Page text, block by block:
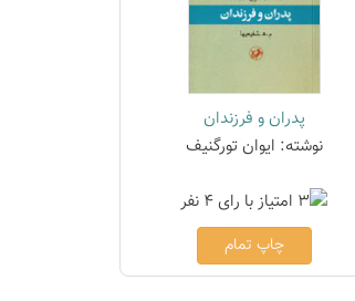
پدران و فرزندان
نوشته: ایوان تورگنیف
چاپ تمام